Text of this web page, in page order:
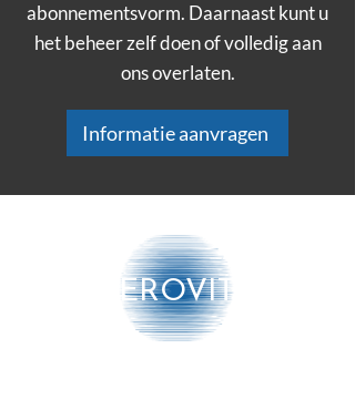
abonnementsvorm. Daarnaast kunt u
het beheer zelf doen of volledig aan
ons overlaten.
Informatie aanvragen
AEROVITO